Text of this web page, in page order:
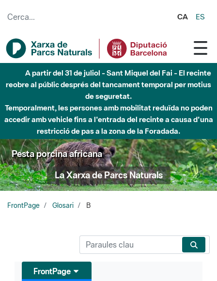
CA ES
A partir del 31 de juliol - Sant Miquel del Fai - El recinte
reobre al públic després del tancament temporal per motius
de seguretat.
Temporalment, les persones amb mobilitat reduïda no poden
accedir amb vehicle fins a l'entrada del recinte a causa d'una
restricció de pas a la zona de la Foradada.
Pesta porcina africana
La Xarxa de Parcs Naturals
FrontPage Glosari B
FrontPage